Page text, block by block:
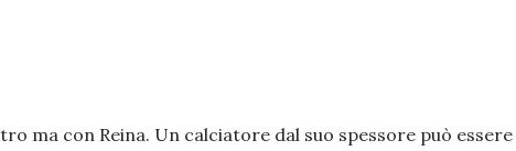
ma con Reina. Un calciatore dal suo spessore può